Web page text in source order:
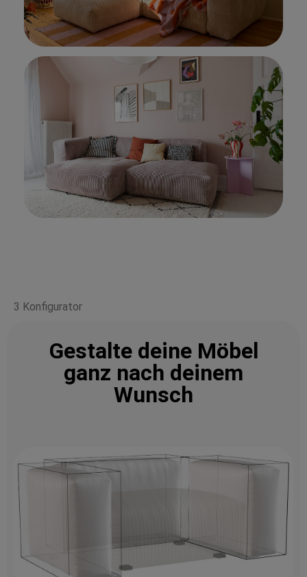
3 Konfigurator
Gestalte deine Möbel
ganz nach deinem
Wunsch